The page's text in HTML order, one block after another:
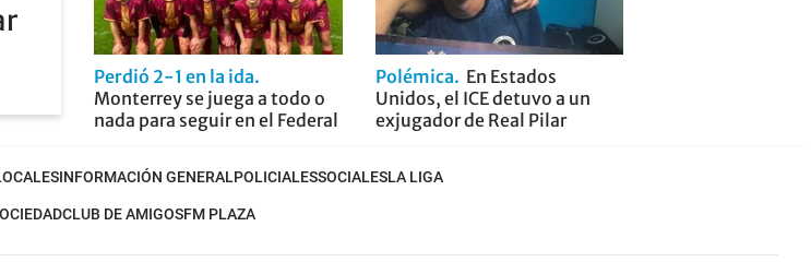
Perdió 2-1 en la ida
Monterrey se juega a todo o
nada para seguir en el Federal
Polémica
En Estados
Unidos, el ICE detuvo a un
exjugador de Real Pilar
INFORMACIÓN GENERALPOLICIALESSOCIALESLA LIGA
CLUB DE AMIGOSFM PLAZA